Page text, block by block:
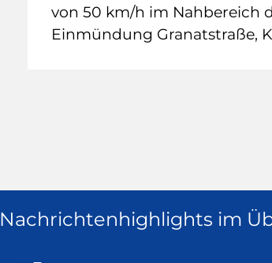
von 50 km/h im Nahbereich
Einmündung Granatstraße,
Nachrichtenhighlights im